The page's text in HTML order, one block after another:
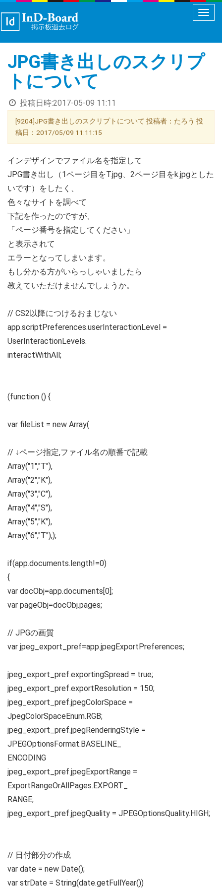
メ
ュ
ー
え
JPG書き出しのスクリプ
トについて
投稿日時:2017-05-09 11:11
[9204]JPG書き出しのスクリプトについて 投稿者：たろう 投
稿日：2017/05/09 11:11:15
インデザインでファイル名を指定して
JPG書き出し（1ページ目をT.jpg、2ページ目をk.jpgとした
いです）をしたく、
色々なサイトを調べて
下記を作ったのですが、
「ページ番号を指定してください」
と表示されて
エラーとなってしまいます。
もし分かる方がいらっしゃいましたら
教えていただけませんでしょうか。
// CS2以降につけるおまじない
app.scriptPreferences.userInteractionLevel =
UserInteractionLevels.
interactWithAll;
(function () {
var fileList = new Array(
// ↓ページ指定,ファイル名の順番で記載
Array("1","T"),
Array("2","K"),
Array("3","C"),
Array("4","S"),
Array("5","K"),
Array("6","T"),);
if(app.documents.length!=0)
{
var docObj=app.documents[0];
var pageObj=docObj.pages;
// JPGの画質
var jpeg_export_pref=app.jpegExportPreferences;
jpeg_export_pref.exportingSpread = true;
jpeg_export_pref.exportResolution = 150;
jpeg_export_pref.jpegColorSpace =
JpegColorSpaceEnum.RGB;
jpeg_export_pref.jpegRenderingStyle =
JPEGOptionsFormat.BASELINE_
ENCODING
jpeg_export_pref.jpegExportRange =
ExportRangeOrAllPages.EXPORT_
RANGE;
jpeg_export_pref.jpegQuality = JPEGOptionsQuality.HIGH;
// 日付部分の作成
var date = new Date();
var strDate = String(date.getFullYear())